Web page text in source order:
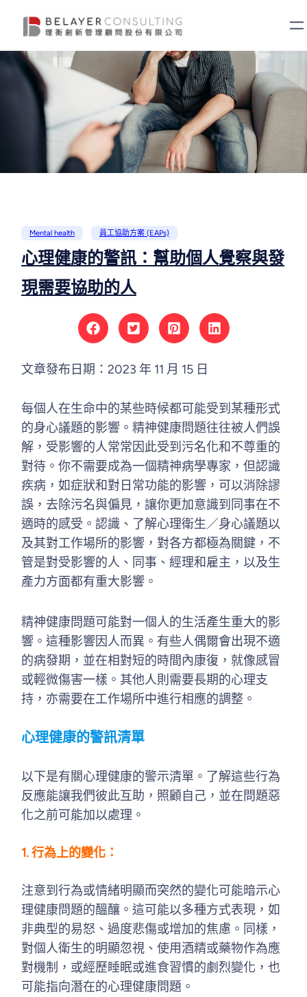
Mental health 員工協助方案 (EAPs)
心理健康的警訊：幫助個人覺察與發
現需要協助的人
文章發布日期： 2023 年 11 月 15 日
每個人在生命中的某些時候都可能受到某種形式
的身心議題的影響。精神健康問題往往被人們誤
解，受影響的人常常因此受到污名化和不尊重的
對待。你不需要成為一個精神病學專家，但認識
疾病，如症狀和對日常功能的影響，可以消除謬
誤，去除污名與偏見，讓你更加意識到同事在不
適時的感受。認識、了解心理衛生／身心議題以
及其對工作場所的影響，對各方都極為關鍵，不
管是對受影響的人、同事、經理和雇主，以及生
產力方面都有重大影響。
精神健康問題可能對一個人的生活產生重大的影
響。這種影響因人而異。有些人偶爾會出現不適
的病發期，並在相對短的時間內康復，就像感冒
或輕微傷害一樣。其他人則需要長期的心理支
持，亦需要在工作場所中進行相應的調整。
心理健康的警訊清單
以下是有關心理健康的警示清單。了解這些行為
反應能讓我們彼此互助，照顧自己，並在問題惡
化之前可能加以處理。
1. 行為上的變化：
注意到行為或情緒明顯而突然的變化可能暗示心
理健康問題的醞釀。這可能以多種方式表現，如
非典型的易怒、過度悲傷或增加的焦慮。同樣，
對個人衛生的明顯忽視、使用酒精或藥物作為應
對機制，或經歷睡眠或進食習慣的劇烈變化，也
可能指向潛在的心理健康問題。